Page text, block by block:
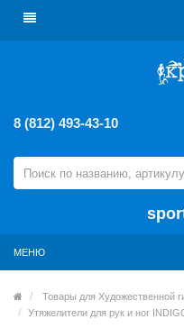
8 (812) 493-43-10
МЕНЮ
Товары для Художественной
Утяжелители для рук и ног